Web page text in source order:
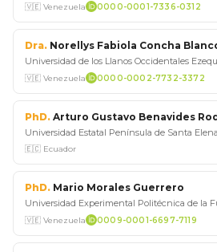
🇻🇪 Venezuela 0000-0001-7336-0312
Dra. Norellys Fabiola Concha
Universidad de los Llanos Occidentales
🇻🇪 Venezuela 0000-0002-7732-3372
PhD. Arturo Gustavo Benavides
Universidad Estatal Península de Santa Elena
🇪🇨 Ecuador
PhD. Mario Morales Guerrero
Universidad Experimental Politécnica de la
🇻🇪 Venezuela 0009-0001-6697-7119